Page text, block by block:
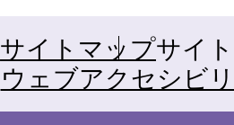
サイトマップサイ
ウェブアクセシビ